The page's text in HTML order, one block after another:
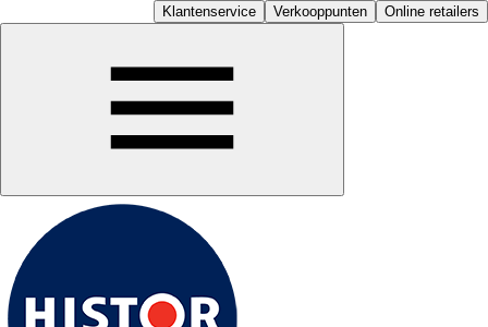
Klantenservice Verkooppunten Online retailers